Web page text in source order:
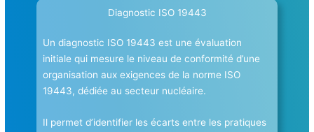
Diagnostic ISO 19443
Un diagnostic ISO 19443 est une évaluation
initiale qui mesure le niveau de conformité d’une
organisation aux exigences de la norme ISO
19443, dédiée au secteur nucléaire.
Il permet d’identifier les écarts entre les pratiques